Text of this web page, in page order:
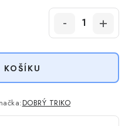
DOBRÝ TRIKO